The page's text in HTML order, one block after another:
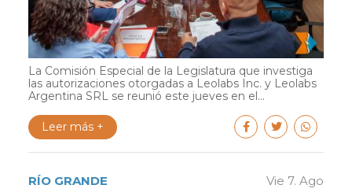
La Comisión Especial de la Legislatura que investiga
las autorizaciones otorgadas a Leolabs Inc. y Leolabs
Argentina SRL se reunió este jueves en el...
Leer más +
RÍO GRANDE Vie 7. Ago